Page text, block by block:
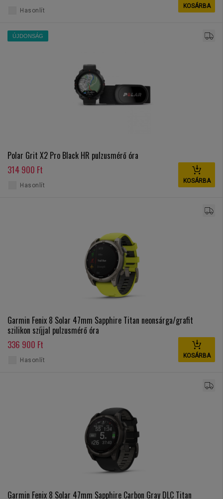
KOSÁRBA
Hasonlít
ÚJDONSÁG
Polar Grit X2 Pro Black HR pulzusmérő óra
314 900 Ft
KOSÁRBA
Hasonlít
Garmin Fenix 8 Solar 47mm Sapphire Titan neonsárga/grafit
szilikon szíjjal pulzusmérő óra
336 900 Ft
KOSÁRBA
Hasonlít
Garmin Fenix 8 Solar 47mm Sapphire Carbon Gray DLC Titan